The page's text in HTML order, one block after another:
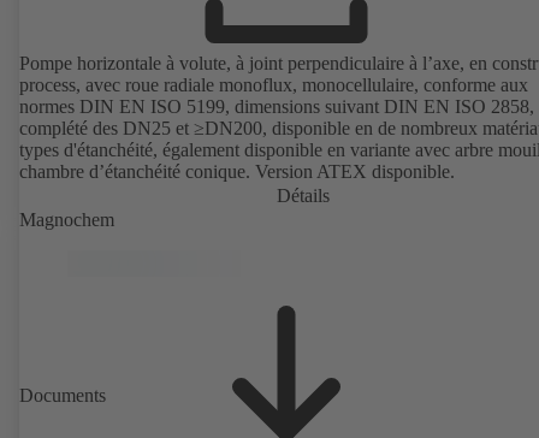
Pompe horizontale à volute, à joint perpendiculaire à l’axe, en
process, avec roue radiale monoflux, monocellulaire, conforme aux
normes DIN EN ISO 5199, dimensions suivant DIN EN ISO 2858,
complété des DN25 et ≥DN200, disponible en de nombreux
types d'étanchéité, également disponible en variante avec arbre
chambre d’étanchéité conique. Version ATEX disponible.
Détails
Magnochem
Documents